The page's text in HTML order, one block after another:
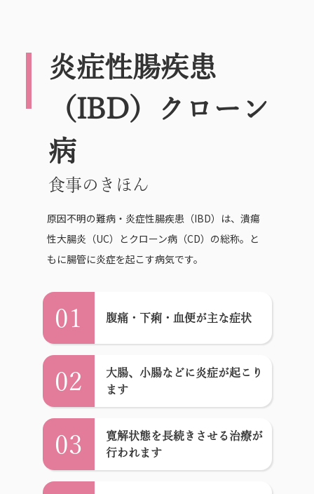
炎症性腸疾患
（IBD）クローン
病
食事のきほん
原因不明の難病・炎症性腸疾患（IBD）は、潰瘍
性大腸炎（UC）とクローン病（CD）の総称。と
もに腸管に炎症を起こす病気です。
01 腹痛・下痢・血便が主な症状
02
大腸、小腸などに炎症が起こり
ます
03
寛解状態を長続きさせる治療が
行われます